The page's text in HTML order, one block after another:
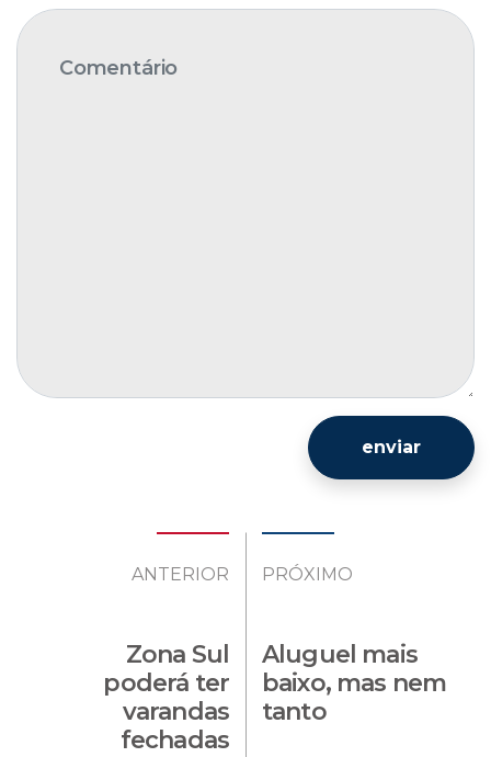
enviar
ANTERIOR
Zona Sul
poderá ter
varandas
fechadas
PRÓXIMO
Aluguel mais
baixo, mas nem
tanto